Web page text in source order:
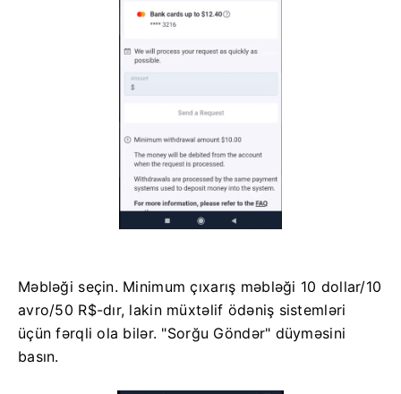
Məbləği seçin. Minimum çıxarış məbləği 10 dollar/10
avro/50 R$-dır, lakin müxtəlif ödəniş sistemləri
üçün fərqli ola bilər. "Sorğu Göndər" düyməsini
basın.